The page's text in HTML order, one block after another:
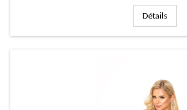
Détails